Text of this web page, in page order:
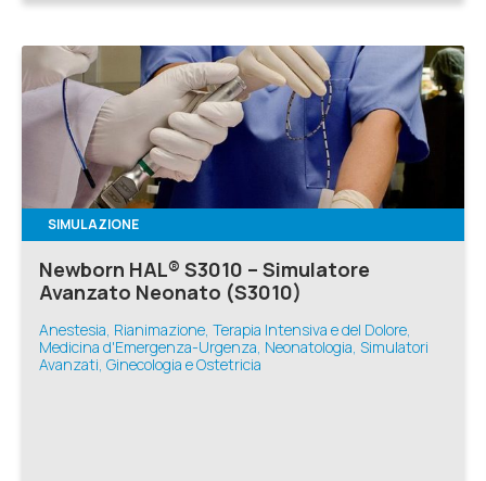
SIMULAZIONE
Newborn HAL® S3010 – Simulatore
Avanzato Neonato (S3010)
Anestesia, Rianimazione, Terapia Intensiva e del Dolore,
Medicina d'Emergenza-Urgenza, Neonatologia, Simulatori
Avanzati, Ginecologia e Ostetricia